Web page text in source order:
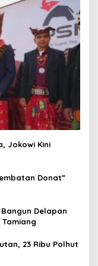
Jokowi Kini
Donat”
Delapan
23 Ribu Polhut